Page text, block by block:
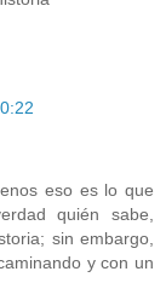
eso es lo que
quién sabe,
sin embargo,
y con un